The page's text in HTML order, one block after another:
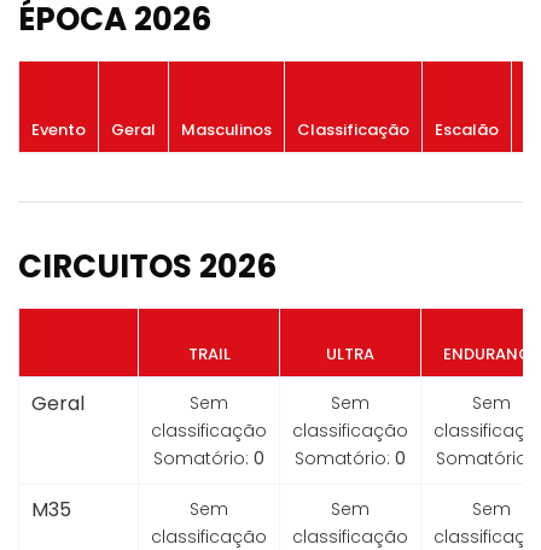
ÉPOCA 2026
Evento Geral Masculinos Classificação Escalão
CIRCUITOS 2026
TRAIL ULTRA ENDURANCE
Geral
Sem
classificação
Somatório: 0
Sem
classificação
Somatório: 0
Sem
Somatório:
M35
Sem
classificação
Sem
classificação
Sem